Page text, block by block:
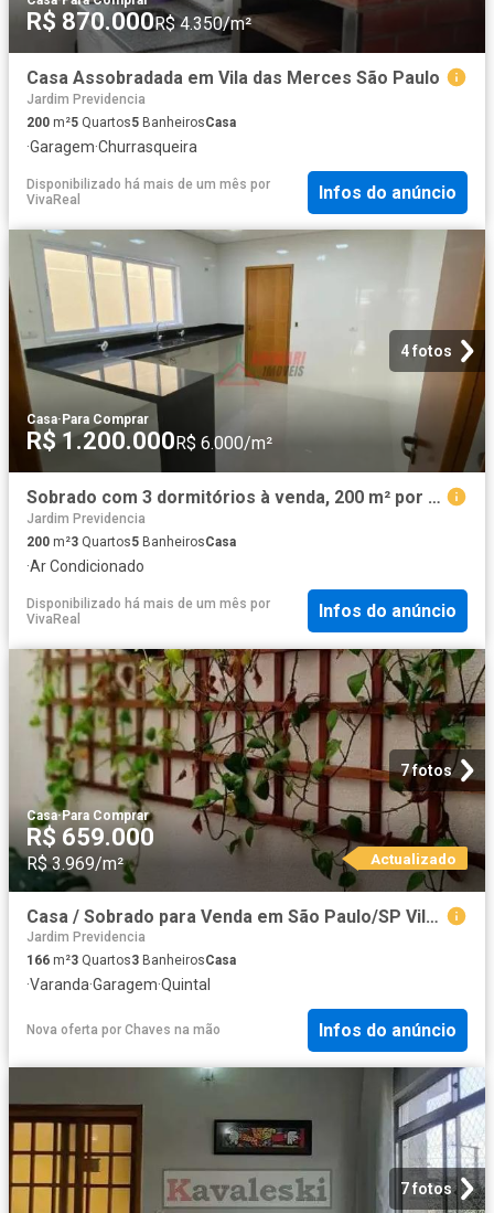
R$ 870.000R$ 4.350/m²
Casa Assobradada em Vila das Merces São Paulo
Jardim Previdencia
200 m²5 Quartos5 BanheirosCasa
·Garagem·Churrasqueira
Disponibilizado há mais de um mês por
VivaReal
Infos do anúncio
4 fotos
Casa· Para Comprar
R$ 1.200.000R$ 6.000/m²
Sobrado com 3 dormitórios à venda, 200 m² por R$ 1.200.000 Jardim da Saúde São Paulo/SP
Jardim Previdencia
200 m²3 Quartos5 BanheirosCasa
·Ar Condicionado
Disponibilizado há mais de um mês por
VivaReal
Infos do anúncio
7 fotos
Casa·Para Comprar
R$ 659.000
R$ 3.969/m² Actualizado
Casa / Sobrado para Venda em São Paulo/SP Vila das Mercês 3 Quartos
Jardim Previdencia
166 m²3 Quartos3 BanheirosCasa
·Varanda·Garagem·Quintal
Nova oferta por Chaves na mão Infos do anúncio
7 fotos